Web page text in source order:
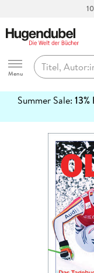
Hugendubel
Menu
Summer Sale:
erfahren